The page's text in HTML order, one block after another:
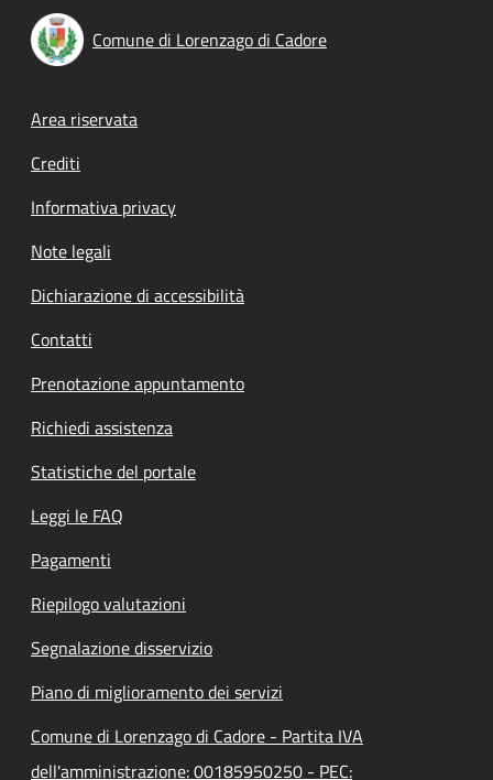
Comune di Lorenzago di Cadore
Footer menu
Area riservata
Crediti
Informativa privacy
Note legali
Dichiarazione di accessibilità
Contatti
Prenotazione appuntamento
Richiedi assistenza
Statistiche del portale
Leggi le FAQ
Pagamenti
Riepilogo valutazioni
Segnalazione disservizio
Piano di miglioramento dei servizi
Comune di Lorenzago di Cadore - Partita IVA
dell'amministrazione: 00185950250 - PEC: